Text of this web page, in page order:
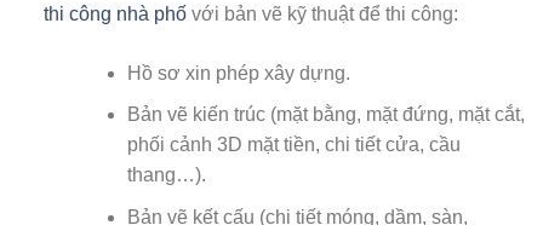
thi công nhà phốvới bản vẽ kỹ thuật để thi công:
Hồ sơ xin phép xây dựng.
Bản vẽ kiến trúc (mặt bằng, mặt đứng, mặt cắt,
phối cảnh 3D mặt tiền, chi tiết cửa, cầu
thang…).
Bản vẽ kết cấu (chi tiết móng, dầm, sàn,